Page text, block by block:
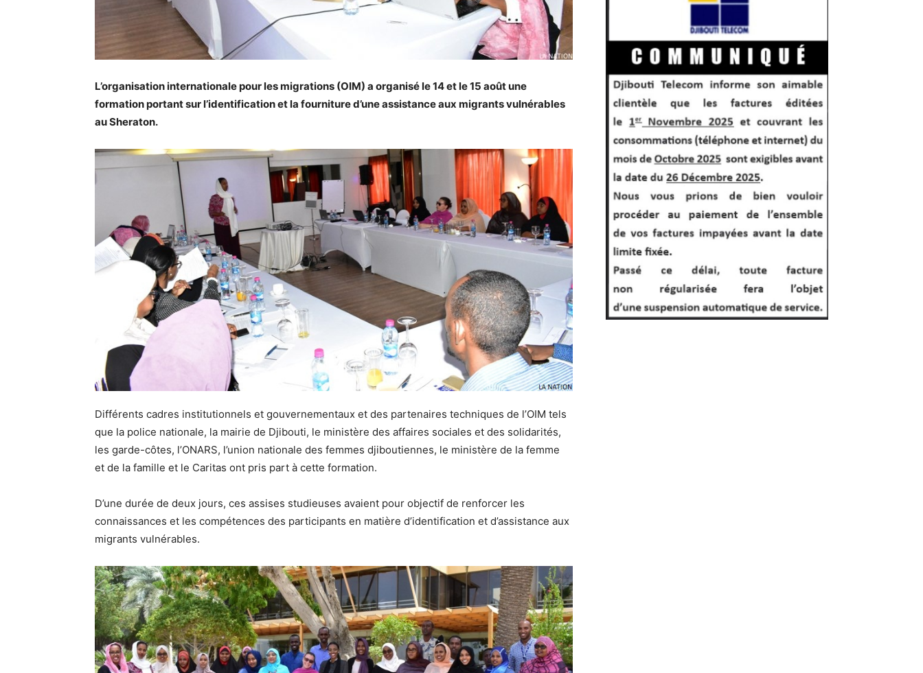
L’organisation internationale pour les migrations (OIM) a organisé le 14 et le 15 août une
formation portant sur l’identification et la fourniture d’une assistance aux migrants vulnérables
au Sheraton.
Différents cadres institutionnels et gouvernementaux et des partenaires techniques de l’OIM tels
que la police nationale, la mairie de Djibouti, le ministère des affaires sociales et des solidarités,
les garde-côtes, l’ONARS, l’union nationale des femmes djiboutiennes, le ministère de la femme
et de la famille et le Caritas ont pris part à cette formation.
D’une durée de deux jours, ces assises studieuses avaient pour objectif de renforcer les
connaissances et les compétences des participants en matière d’identification et d’assistance aux
migrants vulnérables.